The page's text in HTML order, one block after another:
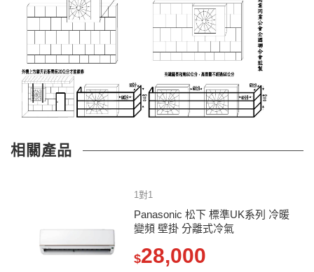
相關產品
1對1
Panasonic 松下 標準UK系列 冷暖
變頻 壁掛 分離式冷氣
$28,000